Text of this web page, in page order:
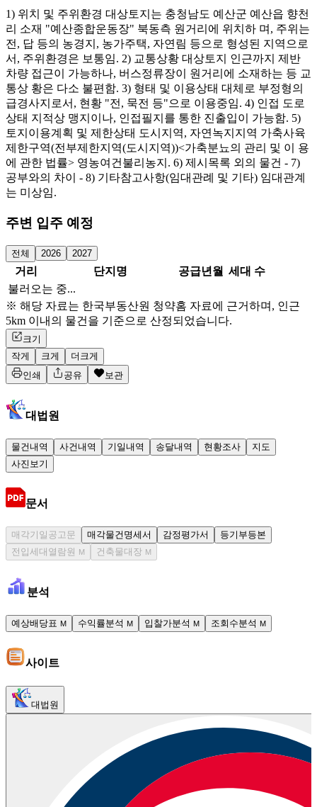
1) 위치 및 주위환경 대상토지는 충청남도 예산군 예산읍 향천
리 소재 "예산종합운동장" 북동측 원거리에 위치하 며, 주위는
전, 답 등의 농경지, 농가주택, 자연림 등으로 형성된 지역으로
서, 주위환경은 보통임. 2) 교통상황 대상토지 인근까지 제반
차량 접근이 가능하나, 버스정류장이 원거리에 소재하는 등 교
통상 황은 다소 불편함. 3) 형태 및 이용상태 대체로 부정형의
급경사지로서, 현황 "전, 묵전 등"으로 이용중임. 4) 인접 도로
상태 지적상 맹지이나, 인접필지를 통한 진출입이 가능함. 5)
토지이용계획 및 제한상태 도시지역, 자연녹지지역 가축사육
제한구역(전부제한지역(도시지역))<가축분뇨의 관리 및 이 용
에 관한 법률> 영농여건불리농지. 6) 제시목록 외의 물건 - 7)
공부와의 차이 - 8) 기타참고사항(임대관례 및 기타) 임대관계
는 미상임.
주변 입주 예정
전체 2026 2027
거리 단지명 공급년월 세대 수
불러오는 중...
※ 해당 자료는 한국부동산원 청약홈 자료에 근거하며, 인근
5km 이내의 물건을 기준으로 산정되었습니다.
크기
작게
크게
더크게
인쇄
공유 보관
대법원
물건내역 사건내역 기일내역 송달내역 현황조사
지도
사진보기
문서
매각기일공고문 매각물건명세서 감정평가서
등기부등본
전입세대열람원
M 건축물대장 M
분석
예상배당표 M 수익률분석 M 입찰가분석 M 조회수분석 M
사이트
대법원